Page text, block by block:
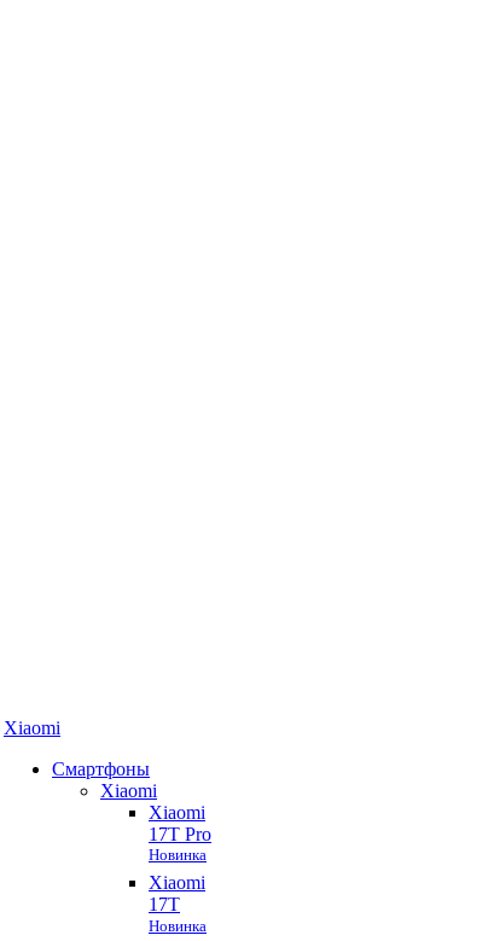
Xiaomi
Смартфоны
Xiaomi
Xiaomi
17T Pro
Новинка
Xiaomi
17T
Новинка